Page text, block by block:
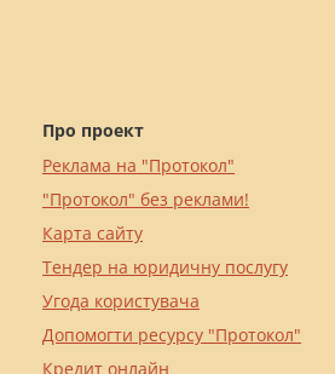
Про проект
Реклама на "Протокол"
"Протокол" без реклами!
Карта сайту
Тендер на юридичну послугу
Угода користувача
Допомогти ресурсу "Протокол"
Кредит онлайн